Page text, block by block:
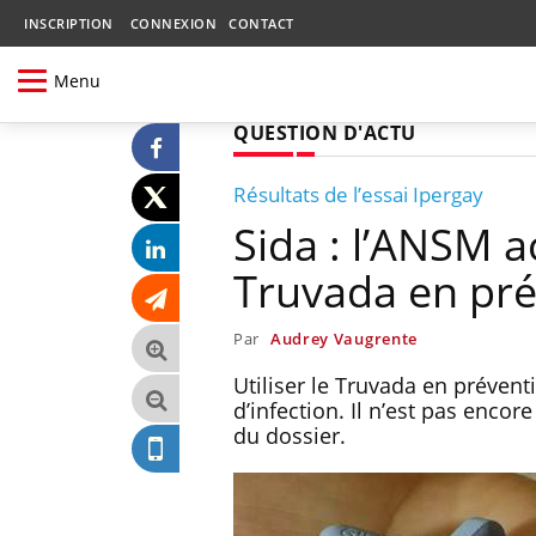
INSCRIPTION CONNEXION CONTACT
Menu
QUESTION D'ACTU
Résultats de l’essai Ipergay
Sida : l’ANSM
Truvada en
Par Audrey Vaugrente
Utiliser le Truvada en
d’infection. Il n’est pas
du dossier.